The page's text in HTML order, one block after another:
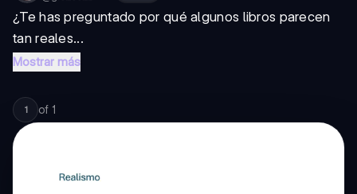
¿Te has preguntado por qué algunos libros parecen
tan reales...
Mostrar más
1 of 1